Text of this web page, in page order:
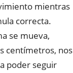
mientras
correcta.
se mueva,
centímetros, nos
poder seguir